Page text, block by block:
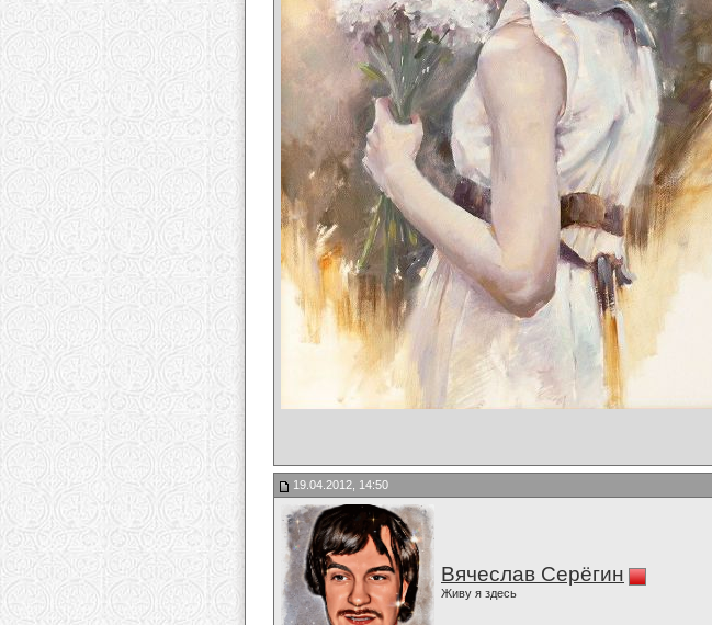
19.04.2012, 14:50
Вячеслав Серёгин
Живу я здесь